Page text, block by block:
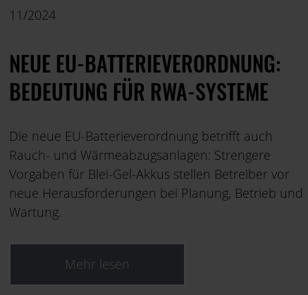
11/2024
NEUE EU-BATTERIEVERORDNUNG:
BEDEUTUNG FÜR RWA-SYSTEME
Die neue EU-Batterieverordnung betrifft auch
Rauch- und Wärmeabzugsanlagen: Strengere
Vorgaben für Blei-Gel-Akkus stellen Betreiber vor
neue Herausforderungen bei Planung, Betrieb und
Wartung.
Mehr lesen